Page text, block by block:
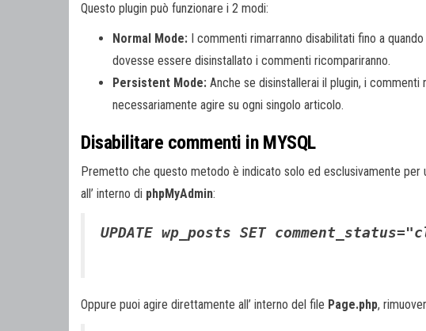
Questo plugin può funzionare i 2 modi:
Normal Mode: I commenti rimarranno disabilitati fino a
dovesse essere disinstallato i commenti ricompariranno.
Persistent Mode: Anche se disinstallerai il plugin, i
necessariamente agire su ogni singolo articolo.
Disabilitare commenti in MYSQL
Premetto che questo metodo è indicato solo ed esclusivamente
all’ interno di phpMyAdmin:
UPDATE wp_posts SET
Oppure puoi agire direttamente all’ interno del file Page.php,